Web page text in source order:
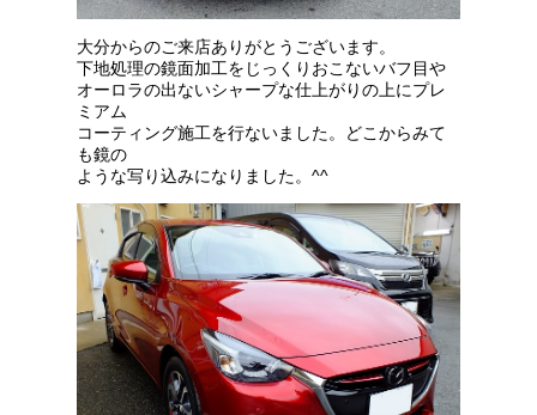
大分からのご来店ありがとうございます。
下地処理の鏡面加工をじっくりおこないバフ目や
オーロラの出ないシャープな仕上がりの上にプレ
ミアム
コーティング施工を行ないました。どこからみて
も鏡の
ような写り込みになりました。^^